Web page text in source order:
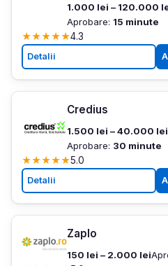
1.000 lei – 120.000
Aprobare: 15 minute
★★★★★4.3
Detalii
Credius
1.500 lei – 40.000 lei
Aprobare: 30 minute
★★★★★5.0
Detalii
Zaplo
150 lei – 2.000 lei